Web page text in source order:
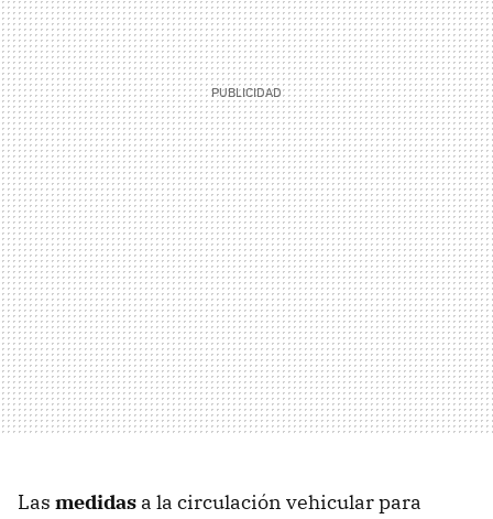
Las medidas a la circulación vehicular para